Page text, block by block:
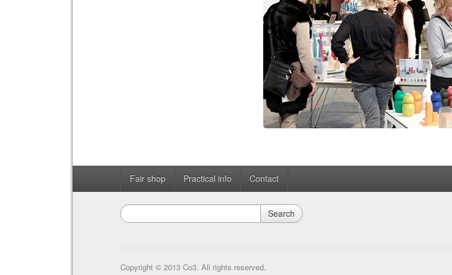
Fair shop Practical info Contact
Search
Copyright © 2013 Co3. All rights reserved.